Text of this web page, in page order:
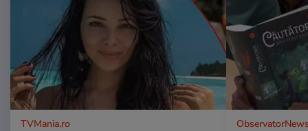
TVMania.ro